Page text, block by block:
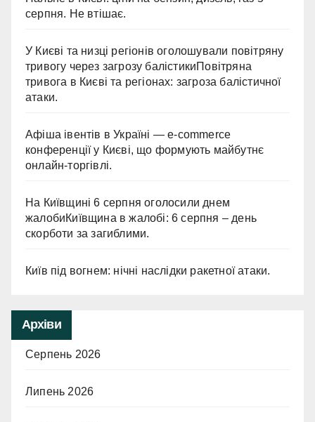
серпня. Не втішає.
У Києві та низці регіонів оголошували повітряну
тривогу через загрозу балістикиПовітряна
тривога в Києві та регіонах: загроза балістичної
атаки.
Афіша івентів в Україні — e-commerce
конференції у Києві, що формують майбутнє
онлайн-торгівлі.
На Київщині 6 серпня оголосили днем
жалобиКиївщина в жалобі: 6 серпня – день
скорботи за загиблими.
Київ під вогнем: нічні наслідки ракетної атаки.
Архіви
Серпень 2026
Липень 2026